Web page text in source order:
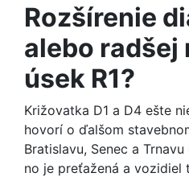
Rozšírenie
alebo radšej
úsek R1?
Križovatka D1 a D4 ešte
hovorí o ďalšom
Bratislavu, Senec a
no je preťažená a vozidiel